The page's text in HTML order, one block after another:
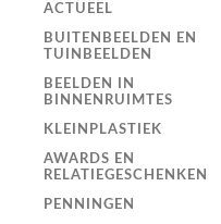
ACTUEEL
BUITENBEELDEN EN
TUINBEELDEN
BEELDEN IN
BINNENRUIMTES
KLEINPLASTIEK
AWARDS EN
RELATIEGESCHENKEN
PENNINGEN